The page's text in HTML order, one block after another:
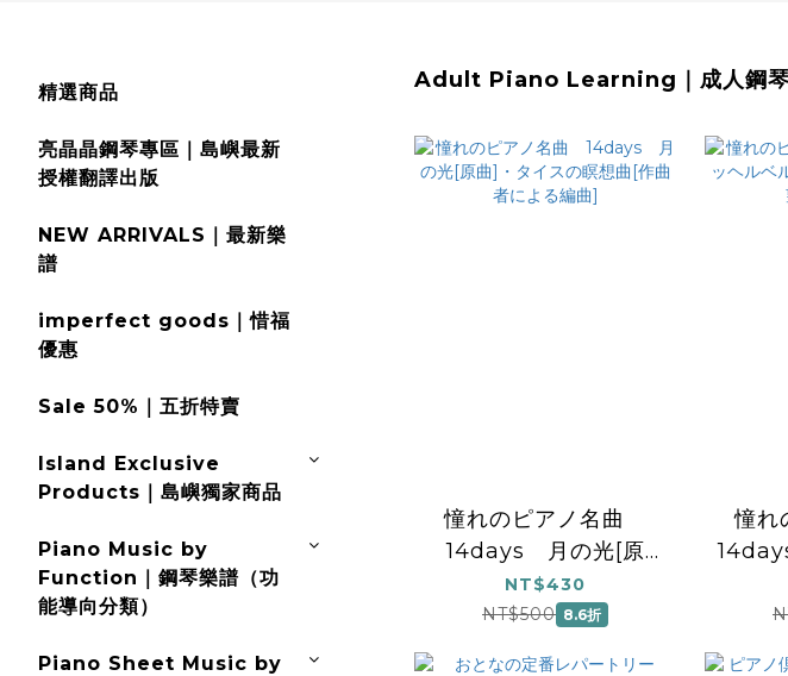
精選商品
亮晶晶鋼琴專區｜島嶼最新
授權翻譯出版
NEW ARRIVALS｜最新樂
譜
imperfect goods｜惜福
優惠
Sale 50%｜五折特賣
Island Exclusive
Products｜島嶼獨家商品
Piano Music by
Function｜鋼琴樂譜（功
能導向分類）
Piano Sheet Music by
Adult Piano Learning｜成人鋼琴
憧れのピアノ名曲
14days 月の光[原
曲]・タイスの瞑想曲[作
曲者による編曲]
NT$430
NT$500 8.6折
憧れ
のカ